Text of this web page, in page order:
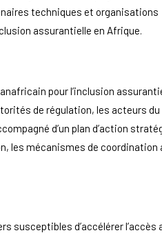
techniques et organisations
assurantielle en Afrique.
pour l’inclusion
de régulation, les acteurs
d’un plan d’action
les mécanismes de coordination
susceptibles d’accélérer l’accès